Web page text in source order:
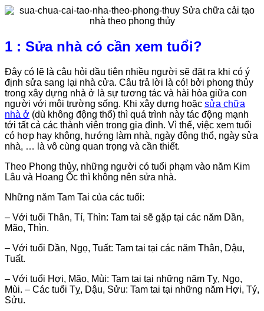
1 : Sửa nhà có cần xem tuổi?
Đây có lẽ là câu hỏi dầu tiên nhiều người sẽ đặt ra khi có ý
định sửa sang lại nhà cửa. Câu trả lời là có! bởi phong thủy
trong xây dựng nhà ở là sự tương tác và hài hòa giữa con
người với môi trường sống. Khi xây dựng hoặc sửa chữa
nhà ở (dù không động thổ) thì quá trình này tác động mạnh
tới tất cả các thành viên trong gia đình. Vì thế, việc xem tuổi
có hợp hay không, hướng làm nhà, ngày động thổ, ngày sửa
nhà, … là vô cùng quan trọng và cần thiết.
Theo Phong thủy, những người có tuổi phạm vào năm Kim
Lâu và Hoang Ốc thì không nên sửa nhà.
Những năm Tam Tai của các tuổi:
– Với tuổi Thân, Tí, Thìn: Tam tai sẽ gặp tại các năm Dần,
Mão, Thìn.
– Với tuổi Dần, Ngọ, Tuất: Tam tai tại các năm Thân, Dậu,
Tuất.
– Với tuổi Hợi, Mão, Mùi: Tam tai tại những năm Tỵ, Ngọ,
Mùi. – Các tuổi Tỵ, Dậu, Sửu: Tam tai tại những năm Hợi, Tý,
Sửu.